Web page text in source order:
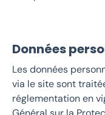
Données
Lesdonnées
via le site sont
réglementation en